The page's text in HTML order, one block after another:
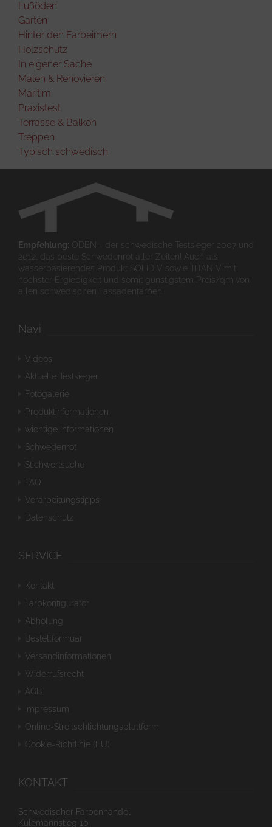
Fußöden
Garten
Hinter den Farbeimern
Holzschutz
In eigener Sache
Malen & Renovieren
Maritim
Praxistest
Terrasse & Balkon
Treppen
Typisch schwedisch
Empfehlung: ODEN - der schwedische Testsieger 2007 und
2012, das beste Schwedenrot aller Zeiten! Auch als
wasserbasierendes Produkt SOLID V sowie TITAN V mit
höchster Ergiebigkeit und somit günstigstem Preis/qm von
allen schwedischen Fassadenfarben.
Navi
Videos
Aktuelle Testsieger
Fotogalerie
Produktinformationen
wichtige Informationen
Schwedenrot
Stichwortsuche
FAQ
Verarbeitungstipps
Datenschutz
SERVICE
Kontakt
Farbkonfigurator
Abholung
Bestellformuar
Versandinformationen
Widerrufsrecht
AGB
Impressum
Online-Streitschlichtungsplattform
Cookie-Richtlinie (EU)
KONTAKT
Schwedischer Farbenhandel
Kulemannstieg 10